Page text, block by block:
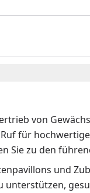
von
für
Sie zu den
und